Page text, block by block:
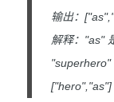
输出：
解释："as"
"superhero"
["hero","as"]